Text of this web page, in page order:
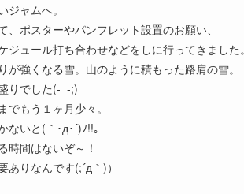
ャムへ。
、ポスターやパンフレット設置のお願い、
ジュール打ち合わせなどをしに行ってきました。
が強くなる雪。山のように積もった路肩の雪。
りでした(-_-;)
でもう１ヶ月少々。
いと(｀･д･´)ﾉ!!。
時間はないぞ～！
ありなんです(;´д｀)）